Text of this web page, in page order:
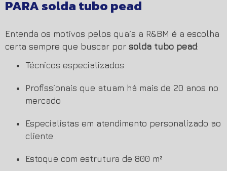
PARAsolda tubo pead
Entenda os motivos pelos quais a R&BM é a escolha
certa sempre que buscar por solda tubo pead:
técnicos especializados
profissionais que atuam há mais de 20 anos no
mercado
especialistas em atendimento personalizado ao
cliente
estoque com estrutura de 800 m²